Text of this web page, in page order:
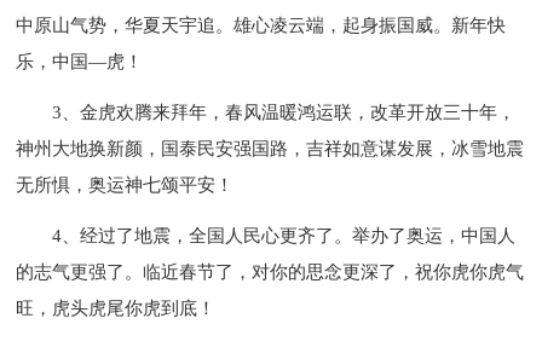
中原山气势，华夏天宇追。雄心凌云端，起身振国威。新年快
乐，中国—虎！
3、金虎欢腾来拜年，春风温暖鸿运联，改革开放三十年，
神州大地换新颜，国泰民安强国路，吉祥如意谋发展，冰雪地震
无所惧，奥运神七颂平安！
4、经过了地震，全国人民心更齐了。举办了奥运，中国人
的志气更强了。临近春节了，对你的思念更深了，祝你虎你虎气
旺，虎头虎尾你虎到底！